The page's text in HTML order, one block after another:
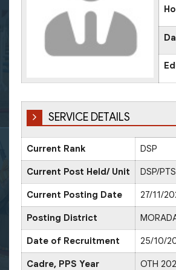
SERVICE DETAILS
Current Rank DSP
Current Post Held/ Unit DSP/PTS
Current Posting Date 27/11/
Posting District
Date of Recruitment 25/10/
Cadre, PPS Year OTH